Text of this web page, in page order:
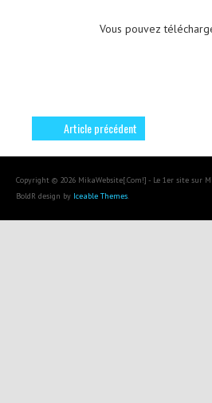
Vous pouvez
Article précédent
Copyright © 2026 MikaWebsite[.Com!] - Le 1er site sur
BoldR design by Iceable Themes.